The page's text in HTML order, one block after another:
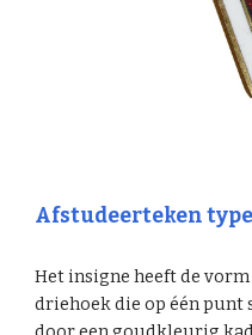
Afstudeerteken
Het insigne heeft de
driehoek die op één punt